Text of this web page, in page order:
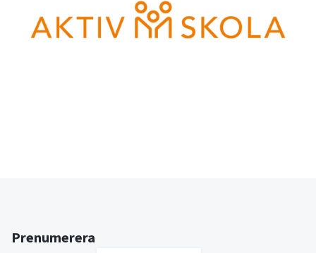
Prenumerera